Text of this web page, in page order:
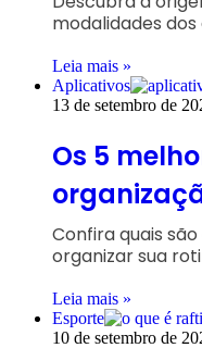
modalidades
Leia mais »
Aplicativos
13 de setembro de
Os 5
Confira quais
organizar sua
Leia mais »
Esporte
10 de setembro de